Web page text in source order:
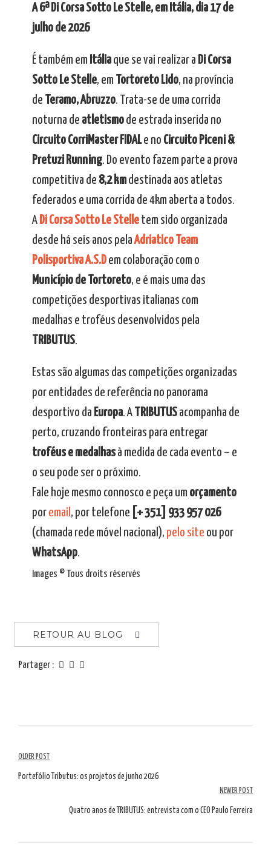
A 6ª Di Corsa Sotto Le Stelle, em Itália, dia 17 de
julho de 2026
É também em Itáliaque se vai realizar a Di Corsa
Sotto Le Stelle, em Tortoreto Lido, na província
de
Teramo, Abruzzo. Trata-se de uma corrida
noturna de atletismode estrada inserida no
Circuito CorriMaster FIDALe no Circuito Piceni &
Pretuzi Running. Do evento fazem parte a prova
competitiva de 8,2 kmdestinada aos atletas
federados e uma corrida de 4km aberta a todos.
A Di Corsa Sotto Le Stelletem sido organizada
desde há seis anos pelaAdriatico Team
Polisportiva A.S.Dem colaboração com o
Município de Tortoreto, e é mais uma das
competições desportivas italianas com
medalhas e troféus desenvolvidos pela
TRIBUTUS.
Estas são algumas das competições organizadas
por entidades de referência no panorama
desportivo da Europa. A TRIBUTUSacompanha de
perto, cruzando fronteiras para entregar
troféus e medalhasà medida de cada evento – e
o seu pode ser o próximo.
Fale hoje mesmo connosco e peça um orçamento
por email , por telefone
[+ 351] 933 957 026
(chamada rede móvel nacional), pelo site ou por
WhatsApp.
Images © Tous droits réservés
RETOUR AU BLOG
Partager :
Navigation
parmi
OLDER POST
Portefólio Tributus: os projetos de junho 2026
NEWER POST
Quatro anos de TRIBUTUS: entrevista com o CEO Paulo Ferreira